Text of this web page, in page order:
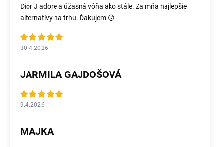
Dior J adore a úžasná vôňa ako stále. Za mňa najlepšie
alternatívy na trhu. Ďakujem 🙃
30.4.2026
JARMILA GAJDOŠOVÁ
9.4.2026
MAJKA